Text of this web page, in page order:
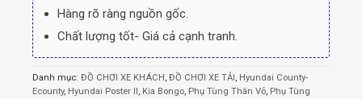
Hàng rõ ràng nguồn gốc.
Chất lượng tốt- Giá cả cạnh tranh.
Danh mục: ĐỒ CHƠI XE KHÁCH , ĐỒ CHƠI XE TẢI , Hyundai County-
Ecounty, Hyundai Poster II , Kia Bongo, Phụ Tùng Thân Vỏ, Phụ Tùng